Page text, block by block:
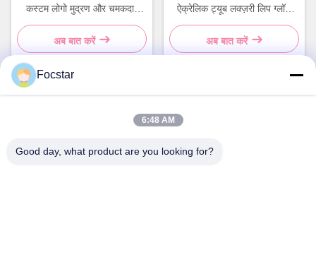
कस्टम लोगो मुद्रण और चमकदार
सतह के साथ
अब बात करें
ऐक्रेलिक ट्यूब लक्ज़री लिप ग्लॉस
पैकेजिंग प्राइवेट लेबल कॉस्मेटिक्स
पैकेजिंग
अब बात करें
पता
Focstar
6:48 AM
Good day, what product are you looking for?